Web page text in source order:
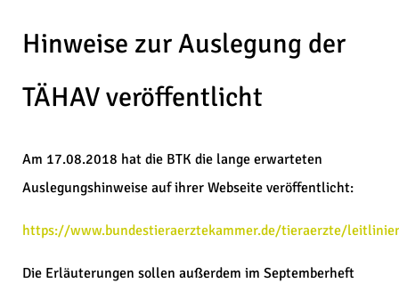
Hinweise zur Auslegung der
TÄHAV veröffentlicht
Am 17.08.2018 hat die BTK die lange erwarteten
Auslegungshinweise auf ihrer Webseite veröffentlicht:
https://www.bundestieraerztekammer.de/tieraerzte/
Die Erläuterungen sollen außerdem im Septemberheft